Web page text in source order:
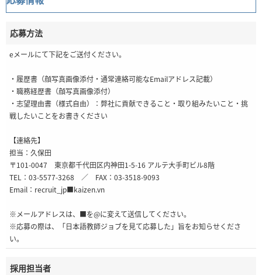
応募方法
eメールにて下記をご送付ください。
・履歴書（顔写真画像添付・通常連絡可能なEmailアドレス記載）
・職務経歴書（顔写真画像添付）
・志望理由書（様式自由）：弊社に貢献できること・取り組みたいこと・挑
戦したいことをお書きください
【連絡先】
担当：久保田
〒101-0047 東京都千代田区内神田1-5-16 アルテ大手町ビル8階
TEL：03-5577-3268 ／ FAX：03-3518-9093
Email：recruit_jp■kaizen.vn
※メールアドレスは、■を@に変えて送信してください。
※応募の際は、「日本語教師ジョブを見て応募した」旨をお知らせくださ
い。
採用担当者